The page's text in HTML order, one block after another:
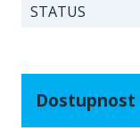
STATUS
Dostupnost